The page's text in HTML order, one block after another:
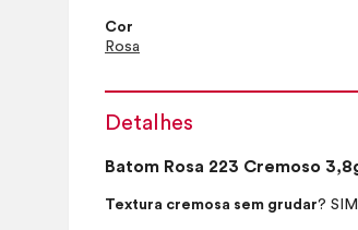
Cor
Rosa
Detalhes
Batom Rosa 223 Cremoso
Textura cremosa sem grudar? SIM